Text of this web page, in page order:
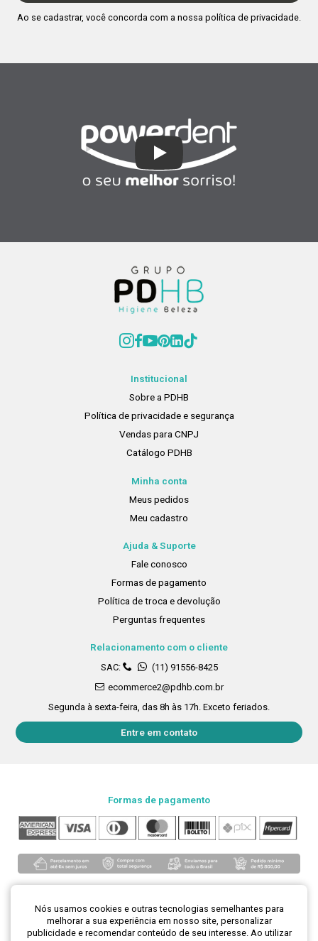
Ao se cadastrar, você concorda com a nossa política de privacidade
Play Video
Institucional
Sobre a PDHB
Política de privacidade e segurança
Vendas para CNPJ
Catálogo PDHB
Minha conta
Meus pedidos
Meu cadastro
Ajuda & Suporte
Fale conosco
Formas de pagamento
Política de troca e devolução
Perguntas frequentes
Relacionamento com o cliente
SAC:
(11) 91556-8425
ecommerce2@pdhb.com.br
Segunda à sexta-feira, das 8h às 17h. Exceto feriados.
Entre em contato
Formas de pagamento
Nós usamos cookies e outras tecnologias semelhantes para
melhorar a sua experiência em nosso site, personalizar
publicidade e recomendar conteúdo de seu interesse. Ao utilizar